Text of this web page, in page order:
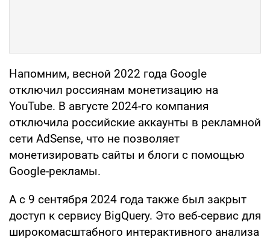
Напомним, весной 2022 года Google
отключил россиянам монетизацию на
YouTube. В августе 2024-го компания
отключила российские аккаунты в рекламной
сети AdSense, что не позволяет
монетизировать сайты и блоги с помощью
Google-рекламы.
А с 9 сентября 2024 года также был закрыт
доступ к сервису BigQuery. Это веб-сервис для
широкомасштабного интерактивного анализа